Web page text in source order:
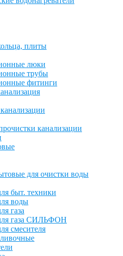
плиты
люки
трубы
фитинги
канализации
для очистки воды
быт. техники
воды
газа
газа СИЛЬФОН
смесителя